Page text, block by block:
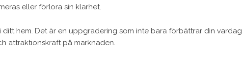
eller förlora sin klarhet.
hem. Det är en uppgradering som inte bara förbättrar din vardag
attraktionskraft på marknaden.